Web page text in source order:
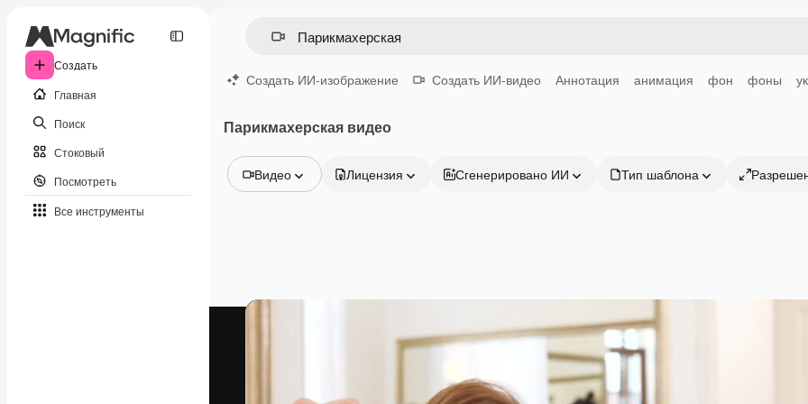
Создать
Главная
Поиск
Стоковый
Посмотреть
Все инструменты
Создать ИИ-изображение Создать ИИ-видео Аннотация анимация фон фоны
Парикмахерская видео
Видео
Видео
Видеошаблоны
Лицензия Сгенерировано ИИ Тип шаблона
Продукция